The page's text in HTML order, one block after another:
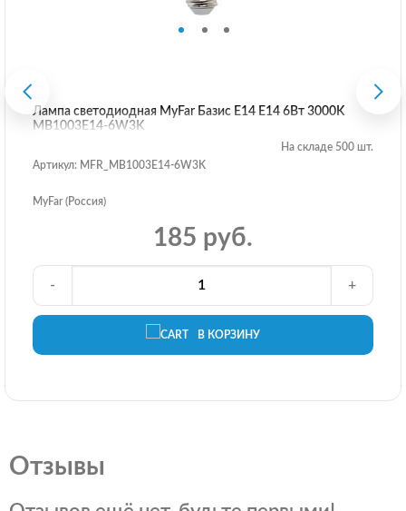
Лампа светодиодная MyFar Базис E14 E14 6Вт 3000K
MB1003E14-6W3K
На складе 500 шт.
Артикул: MFR_MB1003E14-6W3K
MyFar (Россия)
185 руб.
В КОРЗИНУ
- +
Отзывы